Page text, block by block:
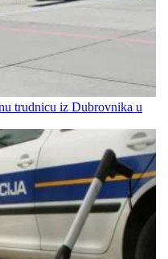
trudnicu iz Dubrovnika u